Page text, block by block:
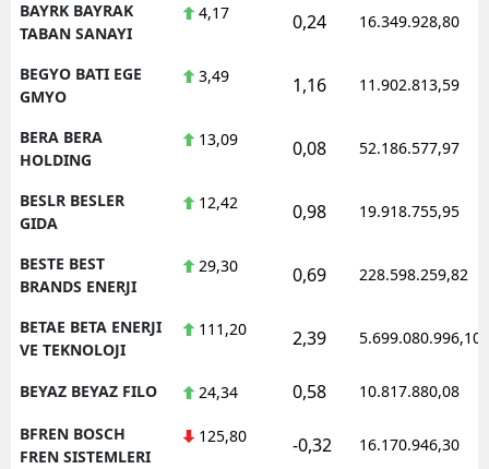
BAYRK BAYRAK
TABAN SANAYI
4,17 0,24 16.349.928,80
BEGYO BATI EGE
GMYO
3,49 1,16 11.902.813,59
BERA BERA
HOLDING
13,09 0,08 52.186.577,97
BESLR BESLER
GIDA
12,42 0,98 19.918.755,95
BESTE BEST
BRANDS ENERJI
29,30 0,69 228.598.259,82
BETAE BETA ENERJI
VE TEKNOLOJI
111,20 2,39 5.699.080.996,10
BEYAZ BEYAZ FILO 24,34 0,58 10.817.880,08
BFREN BOSCH
FREN SISTEMLERI
125,80 -0,32 16.170.946,30